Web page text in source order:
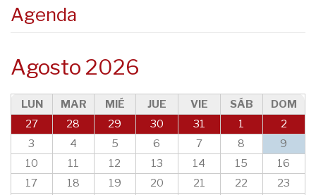
Agenda
Agosto 2026
LUN MAR MIÉ JUE VIE SÁB
DOM
27
28 29 30 31 1
2
3
4 5 6 7 8
9
10
11 12 13 14 15
16
17
18 19 20 21 22
23